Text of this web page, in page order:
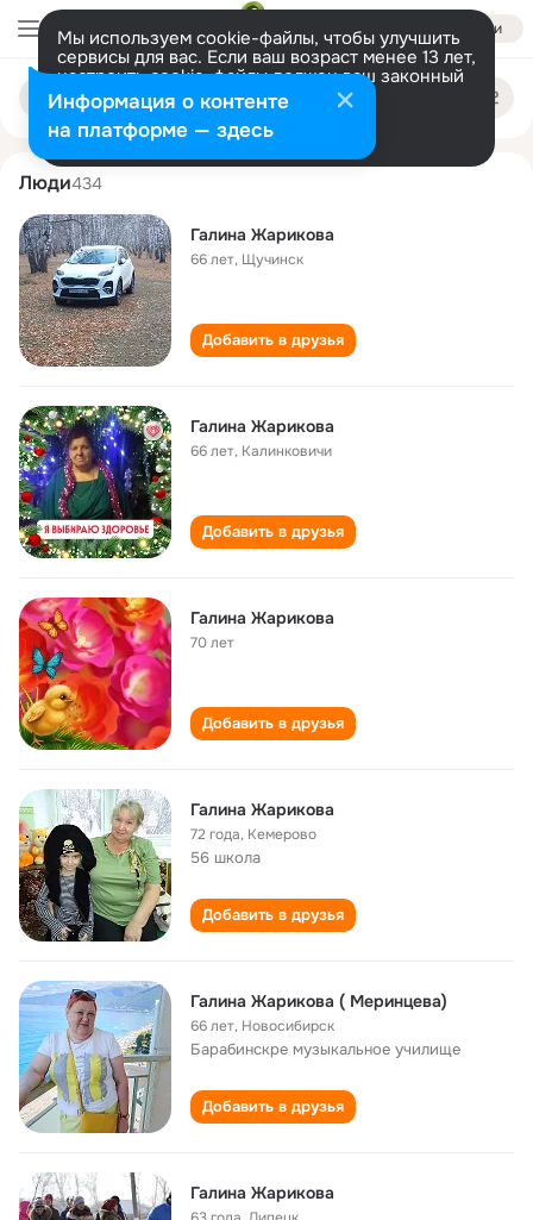
Войти
Мы используем cookie-файлы, чтобы улучшить
сервисы для вас. Если ваш возраст менее 13 лет,
настроить cookie-файлы должен ваш законный
представитель. Больше информации
Разрешить все Настроить
Поиск
людям
galina zharikova
Люди434
Галина Жарикова
66 лет, Щучинск
Добавить в друзья
Галина Жарикова
66 лет, Калинковичи
Добавить в друзья
Галина Жарикова
70 лет
Добавить в друзья
Галина Жарикова
72 года, Кемерово
56 школа
Добавить в друзья
Галина Жарикова ( Меринцева)
66 лет, Новосибирск
Барабинскре музыкальное училище
Добавить в друзья
Галина Жарикова
Информация о контенте
на платформе — здесь